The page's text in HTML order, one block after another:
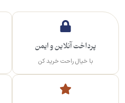
پرداخت آنلاین و ایمن
با خیال راحت خرید کن